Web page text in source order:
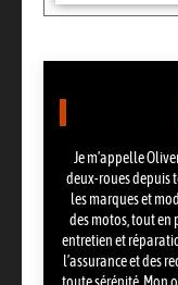
Je m’appelle
deux-roues depuis
les marques et
des motos, tout en
entretien et
l’assurance et des